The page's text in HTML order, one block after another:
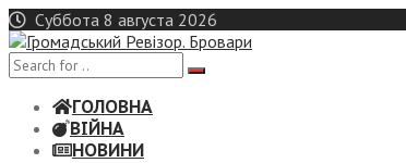
Skip
to
content
Суббота 8 августа 2026
ГОЛОВНА
ВІЙНА
НОВИНИ